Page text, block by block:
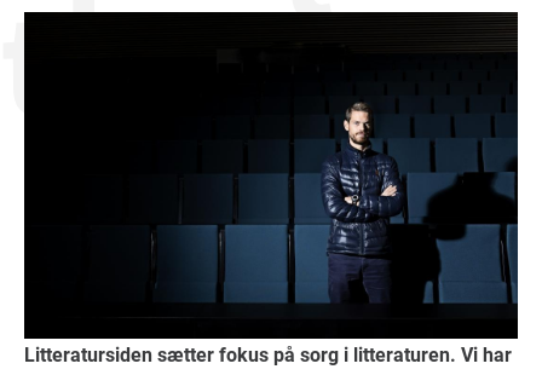
Litteratursiden sætter fokus på sorg i litteraturen. Vi har